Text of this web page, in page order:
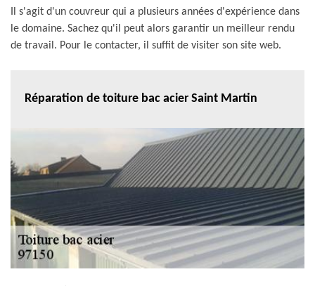
Il s'agit d'un couvreur qui a plusieurs années d'expérience dans
le domaine. Sachez qu'il peut alors garantir un meilleur rendu
de travail. Pour le contacter, il suffit de visiter son site web.
Réparation de toiture bac acier Saint Martin